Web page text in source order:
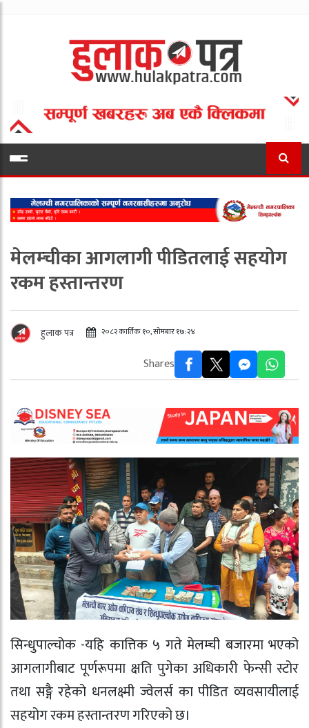
मेलम्चीका आगलागी पीडितलाई सहयोग
रकम हस्तान्तरण
हुलाक पत्र २०८२ कार्तिक १०, सोमबार १७:२४
Shares
सिन्धुपाल्चोक -यहि कात्तिक ५ गते मेलम्ची बजारमा भएको
आगलागीबाट पूर्णरूपमा क्षति पुगेका अधिकारी फेन्सी स्टोर
तथा सङ्गै रहेको धनलक्ष्मी ज्वेलर्स का पीडित व्यवसायीलाई
सहयोग रकम हस्तान्तरण गरिएको छ।